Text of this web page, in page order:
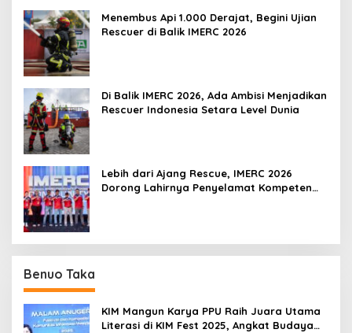
Menembus Api 1.000 Derajat, Begini Ujian
Rescuer di Balik IMERC 2026
Di Balik IMERC 2026, Ada Ambisi Menjadikan
Rescuer Indonesia Setara Level Dunia
Lebih dari Ajang Rescue, IMERC 2026
Dorong Lahirnya Penyelamat Kompeten
Benuo Taka
KIM Mangun Karya PPU Raih Juara Utama
Literasi di KIM Fest 2025, Angkat Budaya